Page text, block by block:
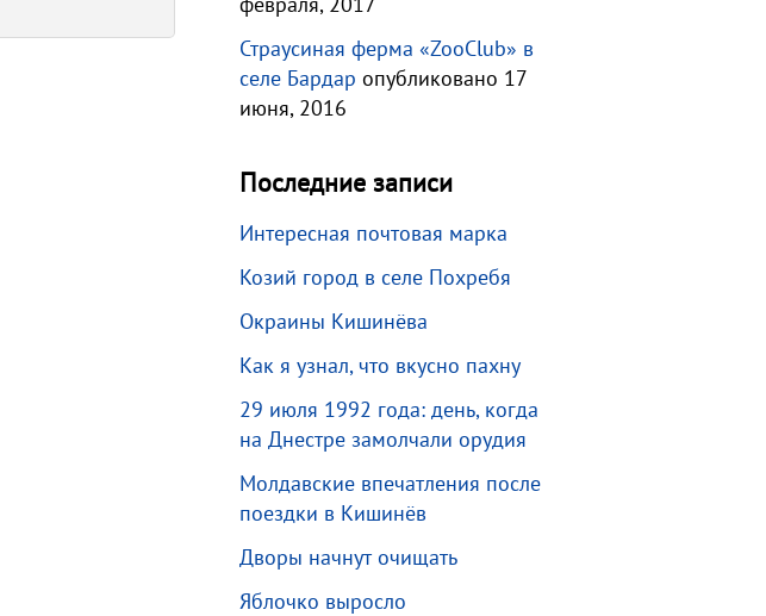
Страусиная ферма «ZooClub» в
селе Бардар опубликовано 17
июня, 2016
Последние записи
Интересная почтовая марка
Козий город в селе Похребя
Окраины Кишинёва
Как я узнал, что вкусно пахну
29 июля 1992 года: день, когда
на Днестре замолчали орудия
Молдавские впечатления после
поездки в Кишинёв
Дворы начнут очищать
Яблочко выросло